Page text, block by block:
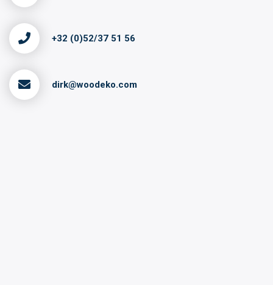
+32 (0)52/37 51 56
dirk@woodeko.com